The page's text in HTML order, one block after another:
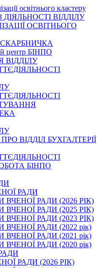
освітнього кластеру
ДІЯЛЬНОСТІ ВІДДІЛУ
ОСВІТНЬОГО
центр БІНПО
ВІДДІЛ БУХГАЛТЕРІЇ
БІНПО
РАДИ
РАДИ (2026 РІК)
РАДИ (2025 РІК)
РАДИ (2023 РІК)
РАДИ (2022 рік)
РАДИ (2021 рік)
РАДИ (2020 рік)
РАДИ (2026 РІК)